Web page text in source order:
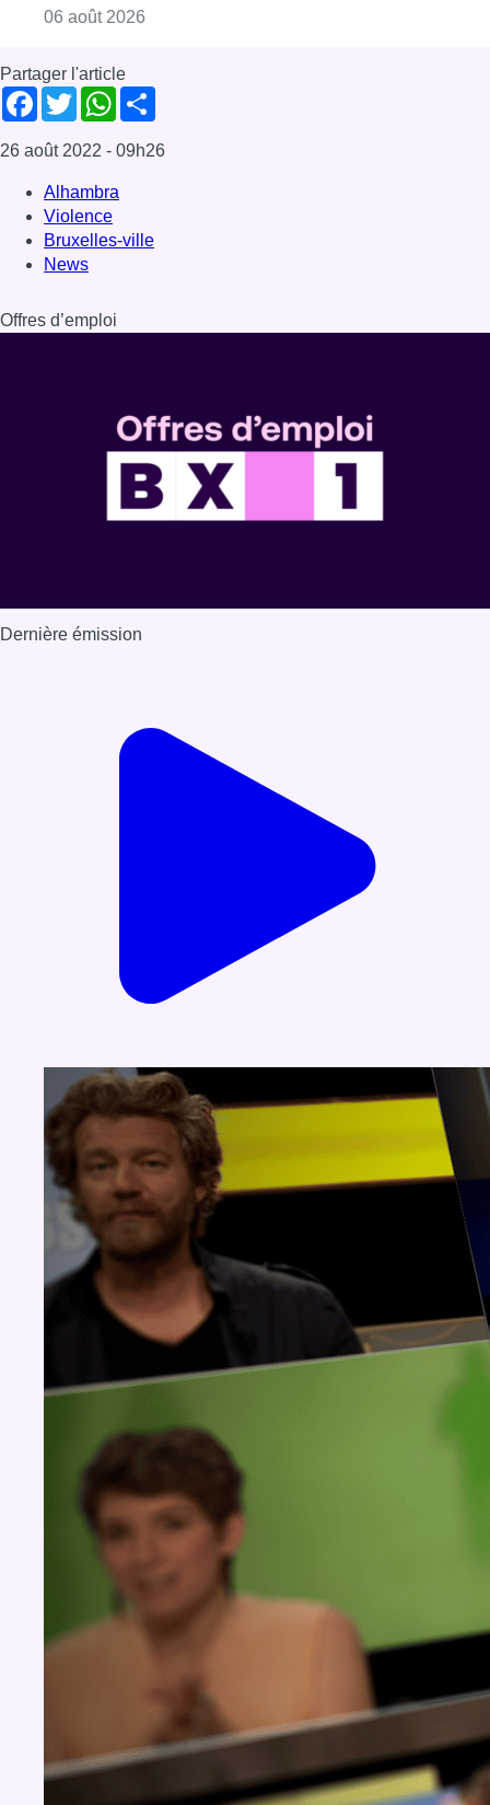
06 août 2026
Partager l'article
Facebook
TwitterWhatsApp
26 août 2022 - 09h26
Alhambra
Violence
Bruxelles-ville
News
Offres d’emploi
Dernière émission